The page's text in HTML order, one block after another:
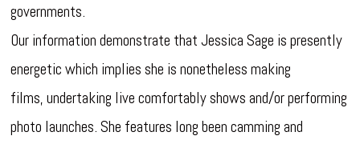
governments.
Our information demonstrate that Jessica Sage is presently
energetic which implies she is nonetheless making
films, undertaking live comfortably shows and/or performing
photo launches. She features long been camming and